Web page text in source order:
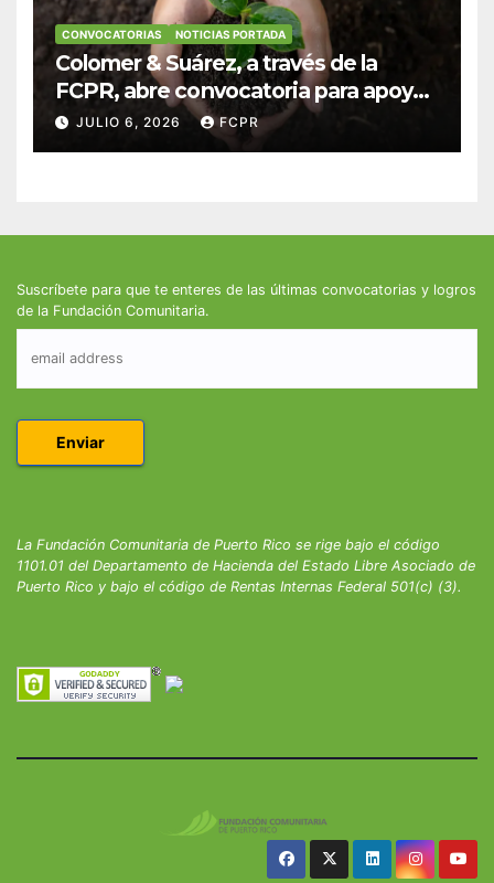
CONVOCATORIAS NOTICIAS PORTADA
Colomer & Suárez, a través de la
FCPR, abre convocatoria para apoyar
proyectos de seguridad alimentaria
JULIO 6, 2026 FCPR
Suscríbete para que te enteres de las últimas convocatorias y logros
de la Fundación Comunitaria.
La Fundación Comunitaria de Puerto Rico se rige bajo el código
1101.01 del Departamento de Hacienda del Estado Libre Asociado de
Puerto Rico y bajo el código de Rentas Internas Federal 501(c) (3).